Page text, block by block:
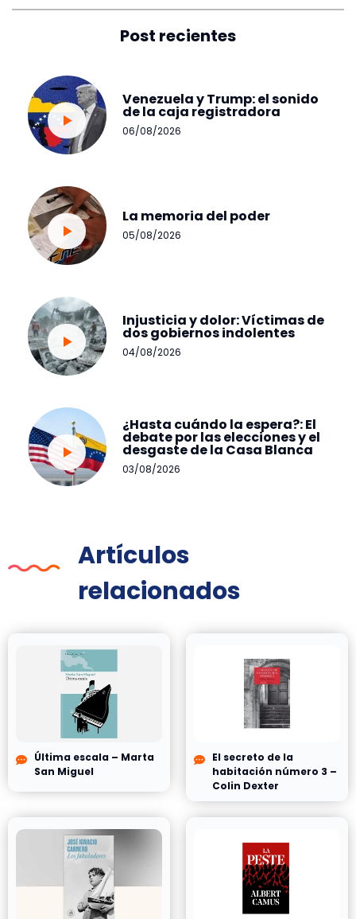
Post recientes
Venezuela y Trump: el sonido
de la caja registradora
06/08/2026
La memoria del poder
05/08/2026
Injusticia y dolor: Víctimas de
dos gobiernos indolentes
04/08/2026
¿Hasta cuándo la espera?: El
debate por las elecciones y el
desgaste de la Casa Blanca
03/08/2026
Artículos
relacionados
Última escala – Marta
San Miguel
El secreto de la
habitación número 3 –
Colin Dexter